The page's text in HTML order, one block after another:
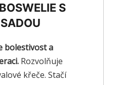
S
bolestivost a
Rozvolňuje
křeče. Stačí